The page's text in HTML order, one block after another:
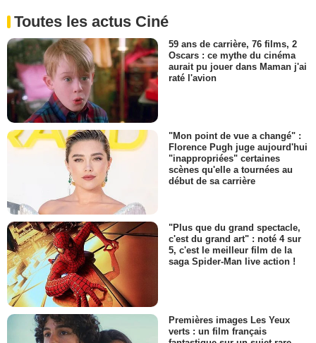
Toutes les actus Ciné
59 ans de carrière, 76 films, 2
Oscars : ce mythe du cinéma
aurait pu jouer dans Maman j'ai
raté l'avion
"Mon point de vue a changé" :
Florence Pugh juge aujourd'hui
"inappropriées" certaines
scènes qu'elle a tournées au
début de sa carrière
"Plus que du grand spectacle,
c'est du grand art" : noté 4 sur
5, c'est le meilleur film de la
saga Spider-Man live action !
Premières images Les Yeux
verts : un film français